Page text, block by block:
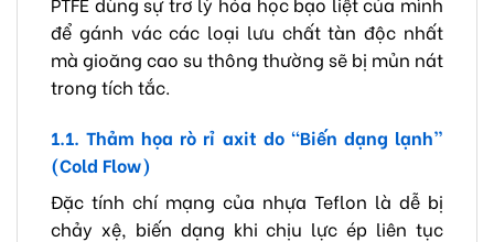
để gánh vác các loại lưu chất tàn độc nhất
mà gioăng cao su thông thường sẽ bị mủn nát
trong tích tắc.
1.1. Thảm họa rò rỉ axit do “Biến dạng lạnh”
(Cold Flow)
Đặc tính chí mạng của nhựa Teflon là dễ bị
chảy xệ, biến dạng khi chịu lực ép liên tục